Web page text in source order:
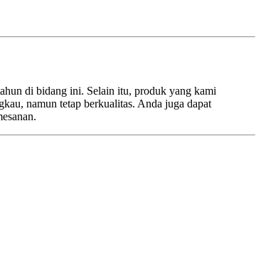
di bidang ini. Selain itu, produk yang kami
namun tetap berkualitas. Anda juga dapat